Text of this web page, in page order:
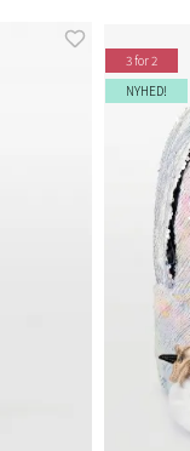
3 for 2
NYHED!